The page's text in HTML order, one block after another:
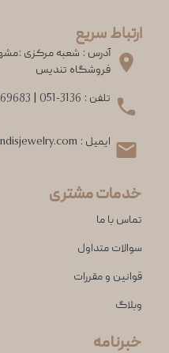
ارتباط سریع
فروشگاه تندیس
تلفن : 051-3136
ایمیل :
خدمات مشتری
تماس با ما
سوالات متداول
قوانین و مقررات
وبلاگ
خبرنامه